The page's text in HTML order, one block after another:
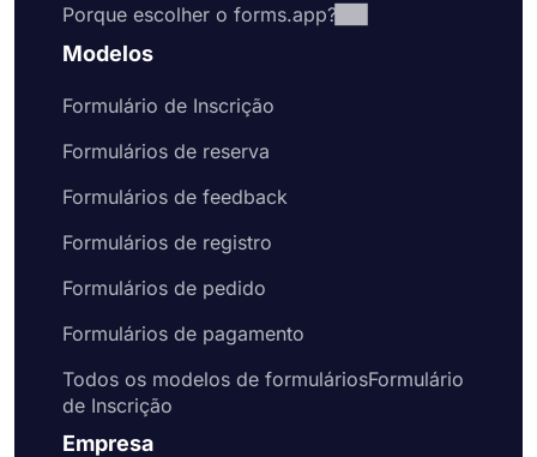
Porque escolher o forms.app?
Modelos
Formulário de Inscrição
Formulários de reserva
Formulários de feedback
Formulários de registro
Formulários de pedido
Formulários de pagamento
Todos os modelos de formuláriosFormulário
de Inscrição
Empresa